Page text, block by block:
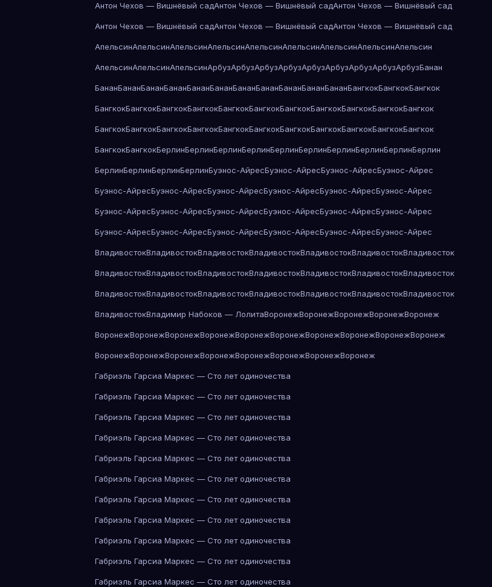
Антон Чехов — Вишнёвый садАнтон Чехов — Вишнёвый садАнтон Чехов — Вишнёвый сад
Антон Чехов — Вишнёвый садАнтон Чехов — Вишнёвый садАнтон Чехов — Вишнёвый сад
АпельсинАпельсинАпельсинАпельсинАпельсинАпельсинАпельсинАпельсинАпельсин
АпельсинАпельсинАпельсинАрбузАрбузАрбузАрбузАрбузАрбузАрбузАрбузАрбузБанан
БананБананБананБананБананБананБананБананБананБананБананБангкокБангкокБангкок
БангкокБангкокБангкокБангкокБангкокБангкокБангкокБангкокБангкокБангкокБангкок
БангкокБангкокБангкокБангкокБангкокБангкокБангкокБангкокБангкокБангкокБангкок
БангкокБангкокБерлинБерлинБерлинБерлинБерлинБерлинБерлинБерлинБерлинБерлин
БерлинБерлинБерлинБерлинБуэнос-АйресБуэнос-АйресБуэнос-АйресБуэнос-Айрес
Буэнос-АйресБуэнос-АйресБуэнос-АйресБуэнос-АйресБуэнос-АйресБуэнос-Айрес
Буэнос-АйресБуэнос-АйресБуэнос-АйресБуэнос-АйресБуэнос-АйресБуэнос-Айрес
Буэнос-АйресБуэнос-АйресБуэнос-АйресБуэнос-АйресБуэнос-АйресБуэнос-Айрес
ВладивостокВладивостокВладивостокВладивостокВладивостокВладивостокВладивосток
ВладивостокВладивостокВладивостокВладивостокВладивостокВладивостокВладивосток
ВладивостокВладивостокВладивостокВладивостокВладивостокВладивостокВладивосток
ВладивостокВладимир Набоков — ЛолитаВоронежВоронежВоронежВоронежВоронеж
ВоронежВоронежВоронежВоронежВоронежВоронежВоронежВоронежВоронежВоронеж
ВоронежВоронежВоронежВоронежВоронежВоронежВоронежВоронеж
Габриэль Гарсиа Маркес — Сто лет одиночества
Габриэль Гарсиа Маркес — Сто лет одиночества
Габриэль Гарсиа Маркес — Сто лет одиночества
Габриэль Гарсиа Маркес — Сто лет одиночества
Габриэль Гарсиа Маркес — Сто лет одиночества
Габриэль Гарсиа Маркес — Сто лет одиночества
Габриэль Гарсиа Маркес — Сто лет одиночества
Габриэль Гарсиа Маркес — Сто лет одиночества
Габриэль Гарсиа Маркес — Сто лет одиночества
Габриэль Гарсиа Маркес — Сто лет одиночества
Габриэль Гарсиа Маркес — Сто лет одиночества